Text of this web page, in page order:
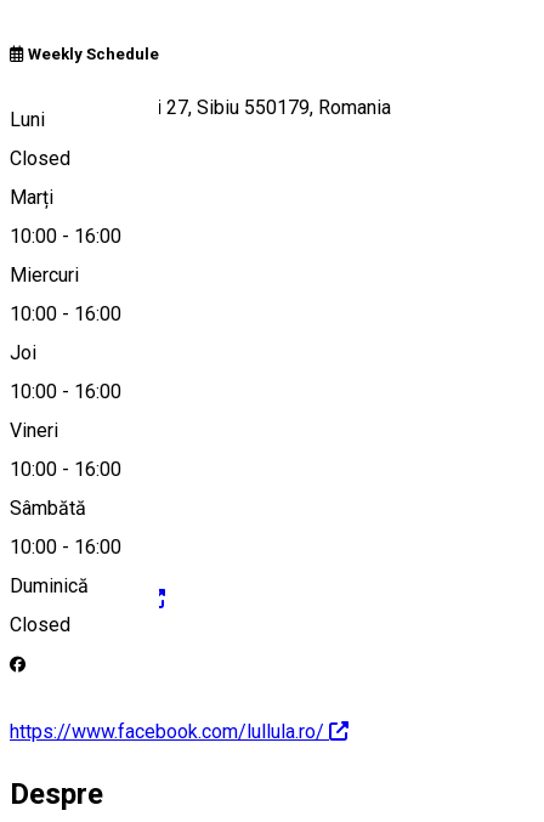
Weekly Schedule
Luni
Closed
Marți
10:00 - 16:00
Miercuri
10:00 - 16:00
Joi
10:00 - 16:00
Vineri
10:00 - 16:00
Sâmbătă
10:00 - 16:00
Duminică
Closed
Strada Mitropoliei 27, Sibiu 550179, Romania
Hartă
contact@lullula.ro
https://lullula.ro
https://www.facebook.com/lullula.ro/
Despre